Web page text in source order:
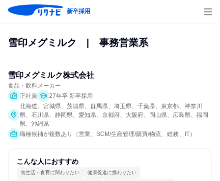
新卒採用
雪印メグミルク　|　事務営業系
雪印メグミルク株式会社
食品・飲料メーカー
正社員
27年卒 新卒採用
北海道、宮城県、茨城県、群馬県、埼玉県、千葉県、東京都、神奈川
県、石川県、静岡県、愛知県、京都府、大阪府、岡山県、広島県、福岡
県、沖縄県
職種候補が複数あり（営業、SCM/生産管理/購買/物流、総務、IT）
こんな人におすすめ
食生活・食育に関わりたい 健康促進に携わりたい